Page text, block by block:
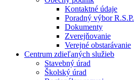
Kontaktné údaje
Poradný výbor R.S.P.
Dokumenty
Zverejňovanie
Verejné obstarávanie
Centrum zdieľaných služieb
Stavebný úrad
Školský úrad